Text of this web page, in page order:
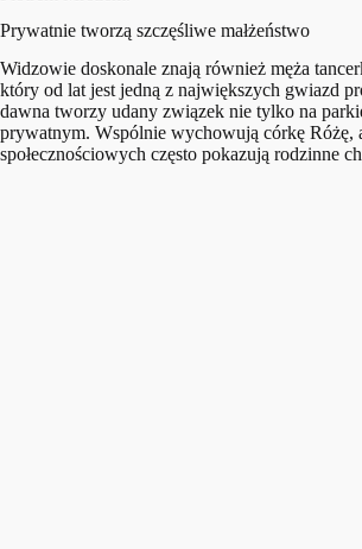
Prywatnie tworzą szczęśliwe małżeństwo
Widzowie doskonale znają również męża
który od lat jest jedną z największych gwiazd
dawna tworzy udany związek nie tylko na
prywatnym. Wspólnie wychowują córkę Różę,
społecznościowych często pokazują rodzinne